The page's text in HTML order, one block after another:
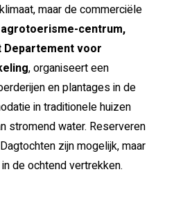
maar de commerciële
agrotoerisme-centrum,
voor
, organiseert een
en plantages in de
in traditionele huizen
stromend water. Reserveren
zijn mogelijk, maar
de ochtend vertrekken.